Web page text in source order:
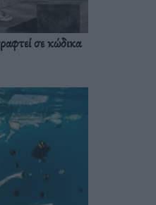
σε κώδικα